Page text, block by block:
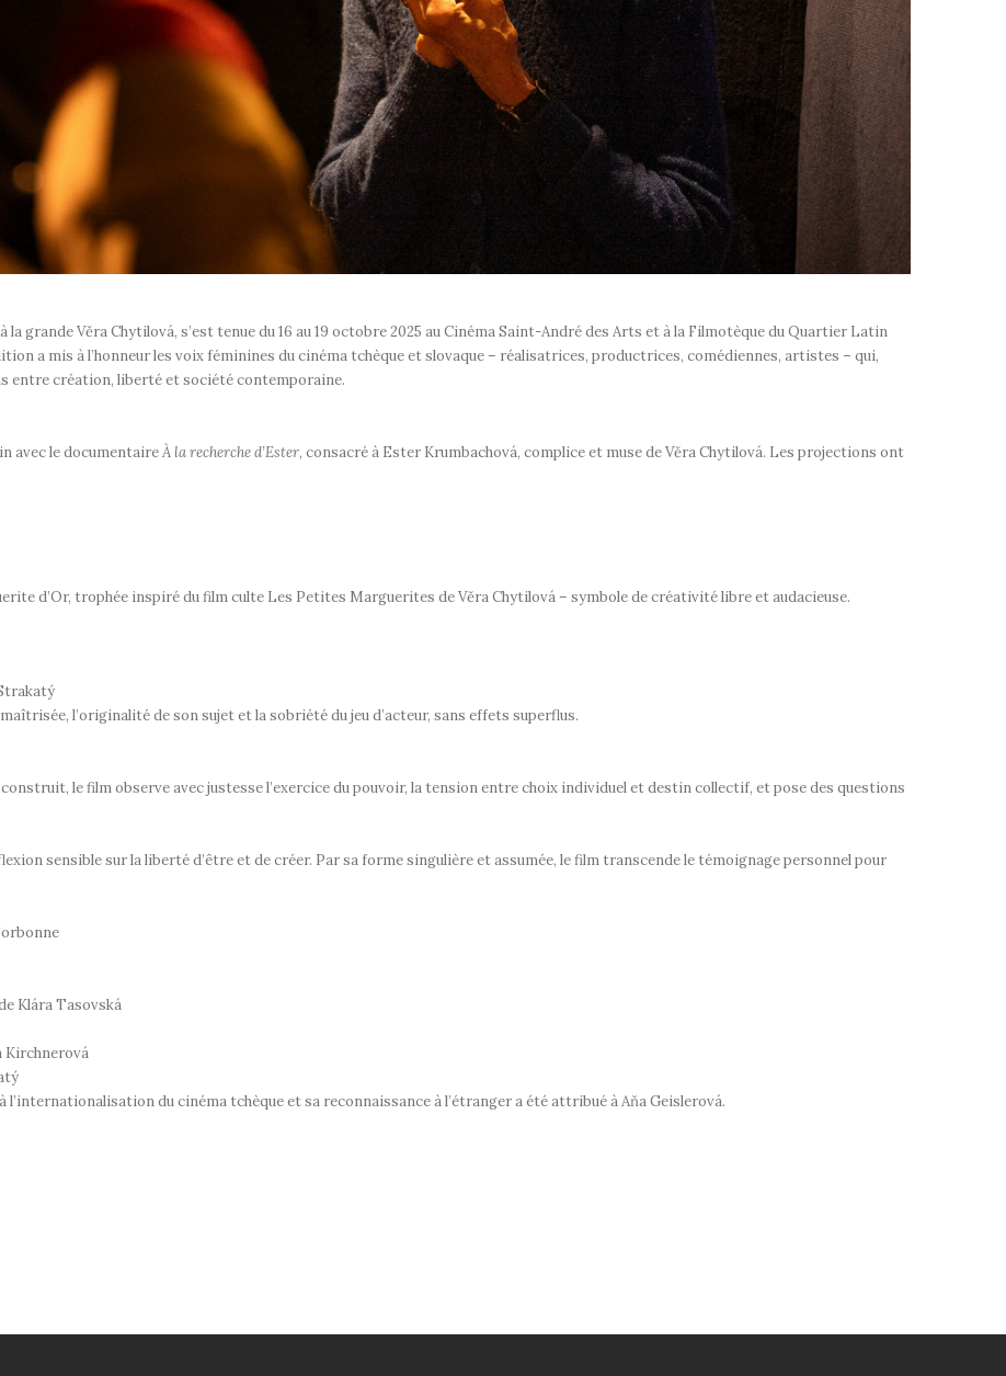
la grande Věra Chytilová, s’est tenue du 16 au 19 octobre 2025 au Cinéma Saint-André des Arts et à la Filmotèque du Quartier Latin
a mis à l’honneur les voix féminines du cinéma tchèque et slovaque – réalisatrices, productrices, comédiennes, artistes – qui,
entre création, liberté et société contemporaine.
avec le documentaireÀ la recherche d’Ester, consacré à Ester Krumbachová, complice et muse de Věra Chytilová. Les projections ont
d’Or, trophée inspiré du film culte Les Petites Marguerites de Věra Chytilová – symbole de créativité libre et audacieuse.
l’originalité de son sujet et la sobriété du jeu d’acteur, sans effets superflus.
construit, le film observe avec justesse l’exercice du pouvoir, la tension entre choix individuel et destin collectif, et pose des questions
sensible sur la liberté d’être et de créer. Par sa forme singulière et assumée, le film transcende le témoignage personnel pour
Klára Tasovská
Kirchnerová
du cinéma tchèque et sa reconnaissance à l’étranger a été attribué à Aňa Geislerová.